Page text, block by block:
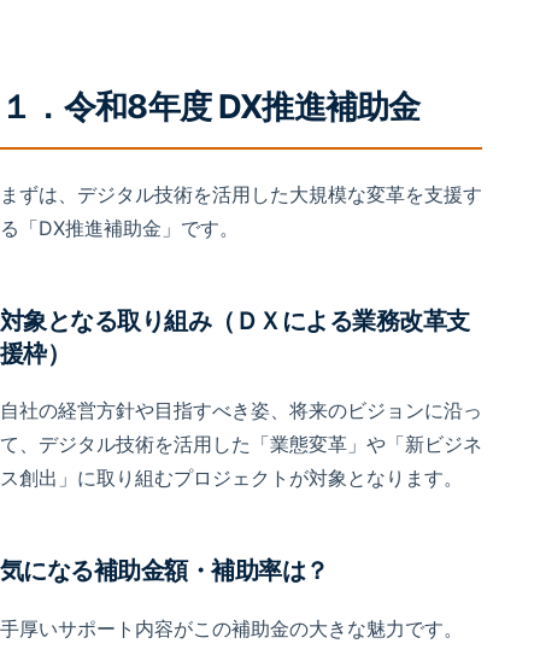
１．令和8年度 DX推進補助金
まずは、デジタル技術を活用した大規模な変革を支援す
る「DX推進補助金」です。
対象となる取り組み（ＤＸによる業務改革支
援枠）
自社の経営方針や目指すべき姿、将来のビジョンに沿っ
て、デジタル技術を活用した「業態変革」や「新ビジネ
ス創出」に取り組むプロジェクトが対象となります。
気になる補助金額・補助率は？
手厚いサポート内容がこの補助金の大きな魅力です。